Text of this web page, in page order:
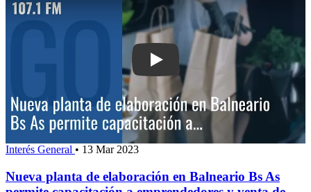
Play: Nueva planta de elaboración en
Interés General • 13 Mar 2023
Nueva planta de elaboración en Balneario Bs As